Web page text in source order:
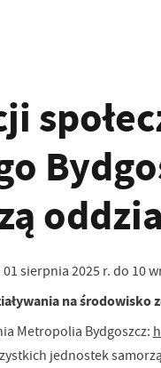
sierpnia 2025 r. do 10
na środowisko
Metropolia Bydgoszcz:
jednostek